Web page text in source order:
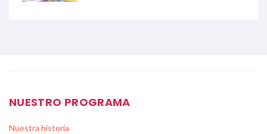
NUESTRO PROGRAMA
Nuestra historia